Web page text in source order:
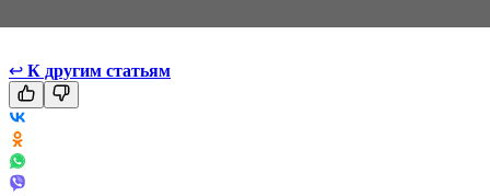
↩ К другим статьям